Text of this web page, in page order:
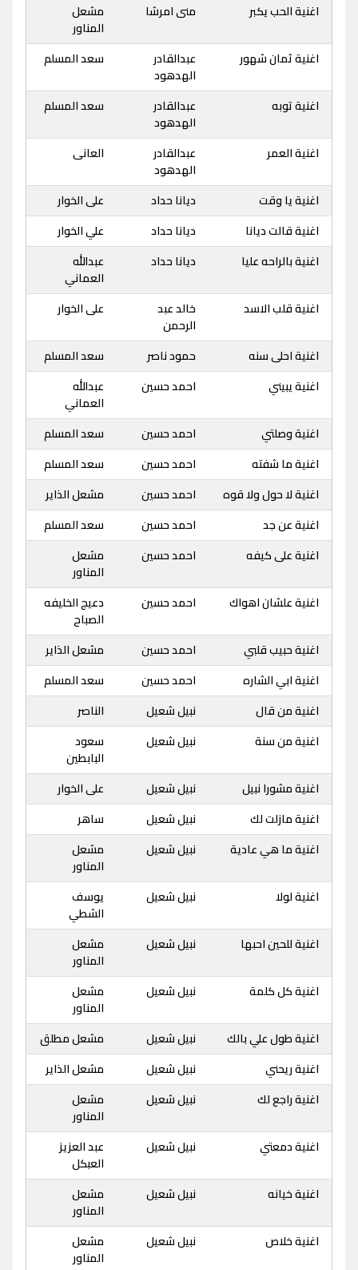
اغنية الحب يكبر منى امرشا
مشعل
المناور
اغنية ثمان شهور
عبدالقادر
الهدهود
سعد المسلم
اغنية توبه
عبدالقادر
الهدهود
سعد المسلم
اغنية العمر
عبدالقادر
الهدهود
العانى
اغنية يا وقت ديانا حداد
على الخوار
اغنية قالت ديانا
ديانا حداد
علي الخوار
اغنية بالراحه عليا
ديانا حداد
عبدالله
العماني
اغنية قلب الاسد
خالد عبد
الرحمن
على الخوار
اغنية احلى سنه حمود ناصر
سعد المسلم
اغنية يبيني
احمد حسين
عبدالله
العماني
اغنية وصلتي
احمد حسين
سعد المسلم
اغنية ما شفته
احمد حسين
سعد المسلم
اغنية لا حول ولا قوه
احمد حسين
مشعل الذاير
اغنية عن جد
احمد حسين
سعد المسلم
اغنية على كيفه
احمد حسين
مشعل
المناور
اغنية علشان اهواك
احمد حسين
دعيج الخليفه
الصباح
اغنية حبيب قلبي
احمد حسين
مشعل الذاير
اغنية ابي الشاره
احمد حسين
سعد المسلم
اغنية من قال
نبيل شعيل
الناصر
اغنية من سنة
نبيل شعيل
سعود
البابطين
اغنية مشورا نبيل
نبيل شعيل
على الخوار
اغنية مازلت لك
نبيل شعيل
ساهر
اغنية ما هي عادية
نبيل شعيل
مشعل
المناور
اغنية لولا
نبيل شعيل
يوسف
الشطي
اغنية للحين احبها
نبيل شعيل
مشعل
المناور
اغنية كل كلمة
نبيل شعيل
مشعل
المناور
اغنية طول علي بالك
نبيل شعيل
مشعل مطلق
اغنية ريحني
نبيل شعيل
مشعل الذاير
اغنية راجع لك
نبيل شعيل
مشعل
المناور
اغنية دمعتي
نبيل شعيل
عبد العزيز
العبكل
اغنية خيانه
نبيل شعيل
مشعل
المناور
اغنية خلاص
نبيل شعيل
مشعل
المناور